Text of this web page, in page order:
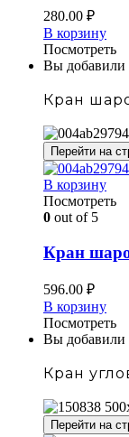
280.00 ₽
В корзину
Посмотреть
Вы добавили
Кран
Перейти на
В корзину
Посмотреть
0 out of 5
Кран
596.00 ₽
В корзину
Посмотреть
Вы добавили
Кран
Перейти на